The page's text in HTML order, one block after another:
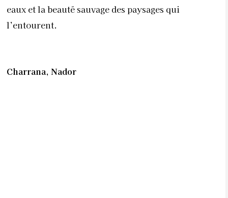
eaux et la beauté sauvage des paysages qui
l’entourent.
Charrana, Nador